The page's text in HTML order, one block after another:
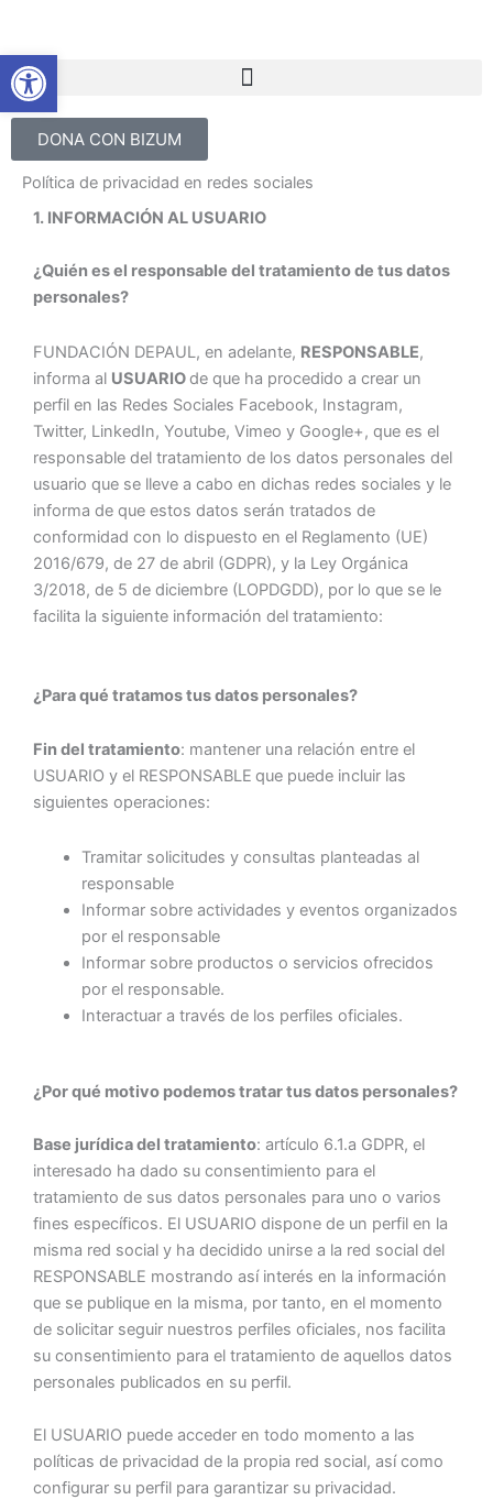
contenido
DONA CON BIZUM
Política de privacidad en redes sociales
1. INFORMACIÓN AL USUARIO
¿Quién es el responsable del tratamiento de tus datos
personales?
FUNDACIÓN DEPAUL, en adelante, RESPONSABLE,
informa al USUARIOde que ha procedido a crear un
perfil en las Redes Sociales Facebook, Instagram,
Twitter, LinkedIn, Youtube, Vimeo y Google+, que es el
responsable del tratamiento de los datos personales del
usuario que se lleve a cabo en dichas redes sociales y le
informa de que estos datos serán tratados de
conformidad con lo dispuesto en el Reglamento (UE)
2016/679, de 27 de abril (GDPR), y la Ley Orgánica
3/2018, de 5 de diciembre (LOPDGDD), por lo que se le
facilita la siguiente información del tratamiento:
¿Para qué tratamos tus datos personales?
Fin del tratamiento: mantener una relación entre el
USUARIO y el RESPONSABLE que puede incluir las
siguientes operaciones:
Tramitar solicitudes y consultas planteadas al
responsable
Informar sobre actividades y eventos organizados
por el responsable
Informar sobre productos o servicios ofrecidos
por el responsable.
Interactuar a través de los perfiles oficiales.
¿Por qué motivo podemos tratar tus datos personales?
Base jurídica del tratamiento: artículo 6.1.a GDPR, el
interesado ha dado su consentimiento para el
tratamiento de sus datos personales para uno o varios
fines específicos. El USUARIO dispone de un perfil en la
misma red social y ha decidido unirse a la red social del
RESPONSABLE mostrando así interés en la información
que se publique en la misma, por tanto, en el momento
de solicitar seguir nuestros perfiles oficiales, nos facilita
su consentimiento para el tratamiento de aquellos datos
personales publicados en su perfil.
El USUARIO puede acceder en todo momento a las
políticas de privacidad de la propia red social, así como
configurar su perfil para garantizar su privacidad.
Abrir barra de herramientas